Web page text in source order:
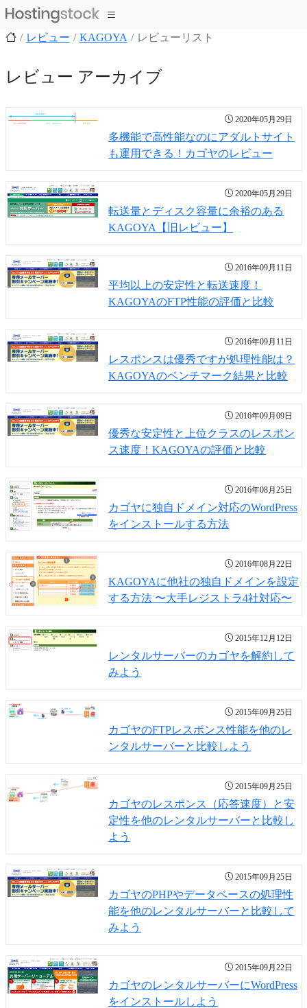
レビュー KAGOYA レビューリスト
レビュー アーカイブ
2020年05月29日
多機能で高性能なのにアダルトサイト
も運用できる！カゴヤのレビュー
2020年05月29日
転送量とディスク容量に余裕のある
KAGOYA【旧レビュー】
2016年09月11日
平均以上の安定性と転送速度！
KAGOYAのFTP性能の評価と比較
2016年09月11日
レスポンスは優秀ですが処理性能は？
KAGOYAのベンチマーク結果と比較
2016年09月09日
優秀な安定性と上位クラスのレスポン
ス速度！KAGOYAの評価と比較
2016年08月25日
カゴヤに独自ドメイン対応のWordPress
をインストールする方法
2016年08月22日
KAGOYAに他社の独自ドメインを設定
する方法 〜大手レジストラ4社対応〜
2015年12月12日
レンタルサーバーのカゴヤを解約して
みよう
2015年09月25日
カゴヤのFTPレスポンス性能を他のレ
ンタルサーバーと比較しよう
2015年09月25日
カゴヤのレスポンス（応答速度）と安
定性を他のレンタルサーバーと比較し
よう
2015年09月25日
カゴヤのPHPやデータベースの処理性
能を他のレンタルサーバーと比較して
みよう
2015年09月22日
カゴヤのレンタルサーバーにWordPress
をインストールしよう